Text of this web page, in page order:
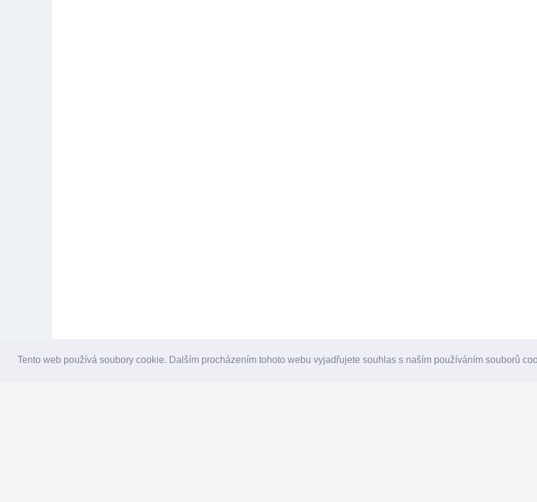
Tento web používá soubory cookie. Dalším procházením tohoto webu vyjadřujete souhlas s naším používáním souborů